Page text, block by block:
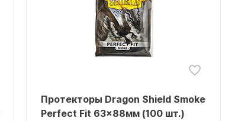
Протекторы Dragon Shield Smoke
Perfect Fit 63x88мм (100 шт.)